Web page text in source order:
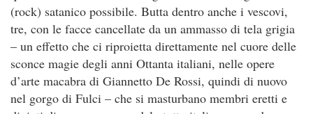
(rock) satanico possibile. Butta dentro anche i vescovi,
tre, con le facce cancellate da un ammasso di tela grigia
– un effetto che ci riproietta direttamente nel cuore delle
sconce magie degli anni Ottanta italiani, nelle opere
d’arte macabra di Giannetto De Rossi, quindi di nuovo
nel gorgo di Fulci – che si masturbano membri eretti e